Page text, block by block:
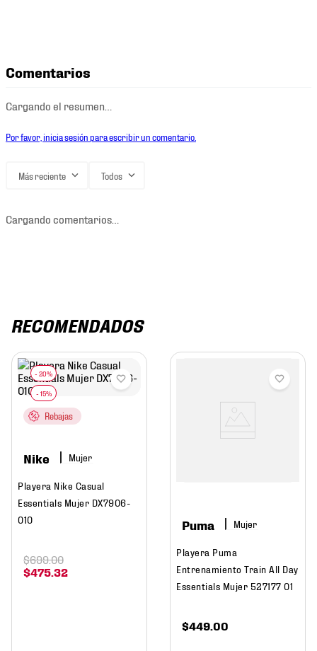
Comentarios
Cargando el resumen…
Por favor, inicia sesión para escribir un comentario.
Más reciente Todos
Cargando comentarios…
RECOMENDADOS
Rebajas
Nike Mujer
Playera Nike Casual
Essentials Mujer DX7906-
010
$475.32
$699.00
Puma Mujer
Playera Puma
Entrenamiento Train All Day
Essentials Mujer 527177 01
$449.00